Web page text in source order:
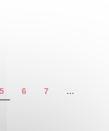
5 6 7
…